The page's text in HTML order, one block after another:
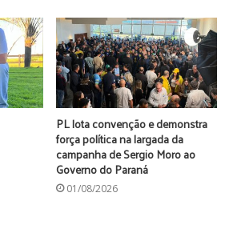
PL lota convenção e demonstra
força política na largada da
campanha de Sergio Moro ao
Governo do Paraná
01/08/2026